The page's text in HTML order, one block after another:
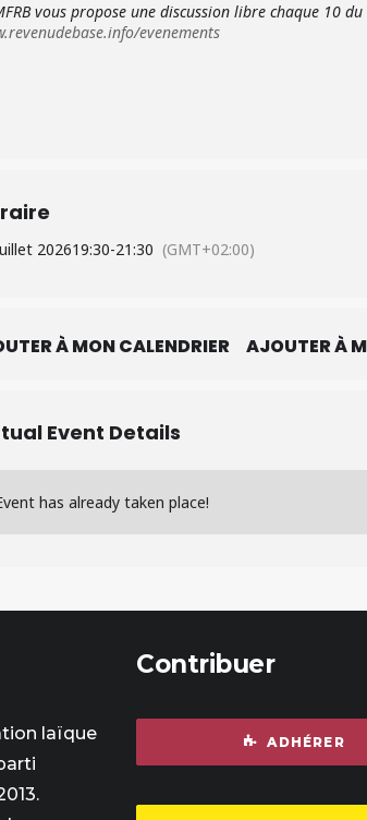
vous propose une discussion libre chaque 10
evenements
202619:30-21:30 (GMT+02:00)
À MON CALENDRIER AJOUTER À
Event Details
has already taken place!
laïque
Contribuer
ADHÉRER